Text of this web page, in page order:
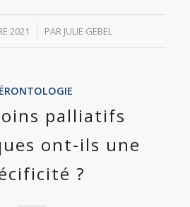
2021 PAR JULIE GEBEL
palliatifs
ont-ils une
?